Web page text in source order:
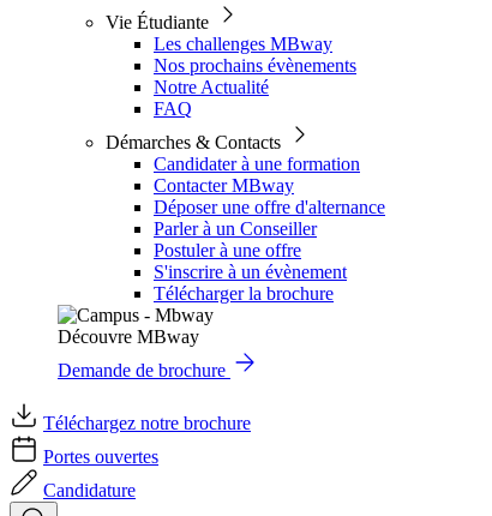
Vie Étudiante
Les challenges MBway
Nos prochains évènements
Notre Actualité
FAQ
Démarches & Contacts
Candidater à une formation
Contacter MBway
Déposer une offre d'alternance
Parler à un Conseiller
Postuler à une offre
S'inscrire à un évènement
Télécharger la brochure
Découvre MBway
Demande de brochure
Téléchargez notre brochure
Portes ouvertes
Candidature